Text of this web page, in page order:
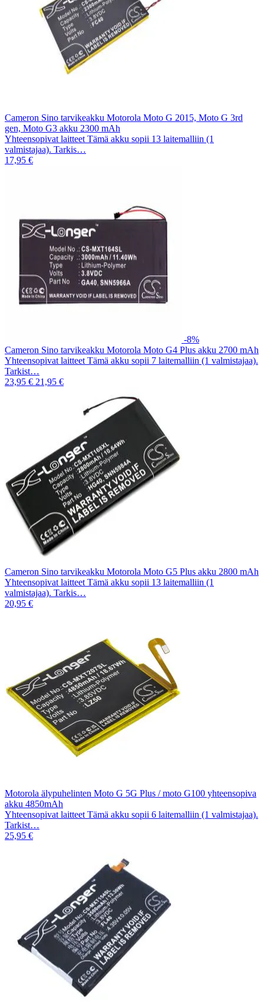
Cameron Sino tarvikeakku Motorola Moto G 2015, Moto G 3rd
gen, Moto G3 akku 2300 mAh
Yhteensopivat laitteet Tämä akku sopii 13 laitemalliin (1
valmistajaa). Tarkis…
17,95 €
-8%
Cameron Sino tarvikeakku Motorola Moto G4 Plus akku 2700 mAh
Yhteensopivat laitteet Tämä akku sopii 7 laitemalliin (1 valmistajaa).
Tarkist…
23,95 € 21,95 €
Cameron Sino tarvikeakku Motorola Moto G5 Plus akku 2800 mAh
Yhteensopivat laitteet Tämä akku sopii 13 laitemalliin (1
valmistajaa). Tarkis…
20,95 €
Motorola älypuhelinten Moto G 5G Plus / moto G100 yhteensopiva
akku 4850mAh
Yhteensopivat laitteet Tämä akku sopii 6 laitemalliin (1 valmistajaa).
Tarkist…
25,95 €